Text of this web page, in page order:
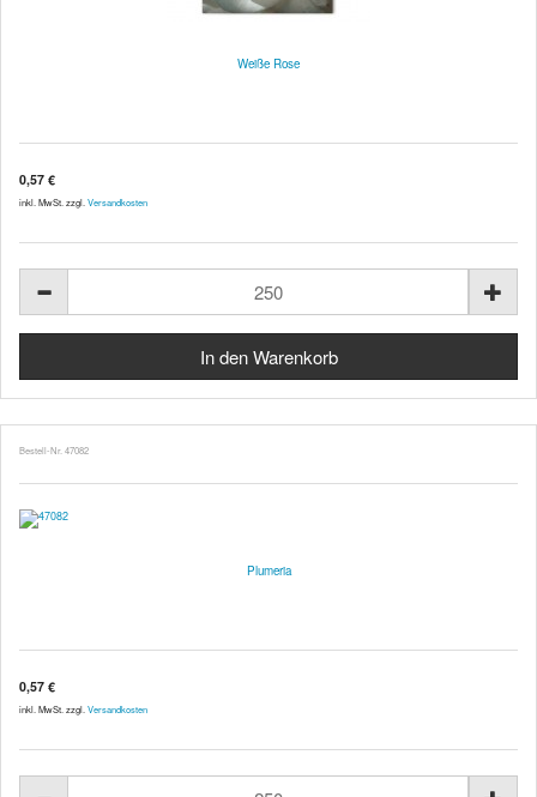
Weiße Rose
0,57 €
inkl. MwSt. zzgl. Versandkosten
Bestell-Nr. 47082
Plumeria
0,57 €
inkl. MwSt. zzgl. Versandkosten